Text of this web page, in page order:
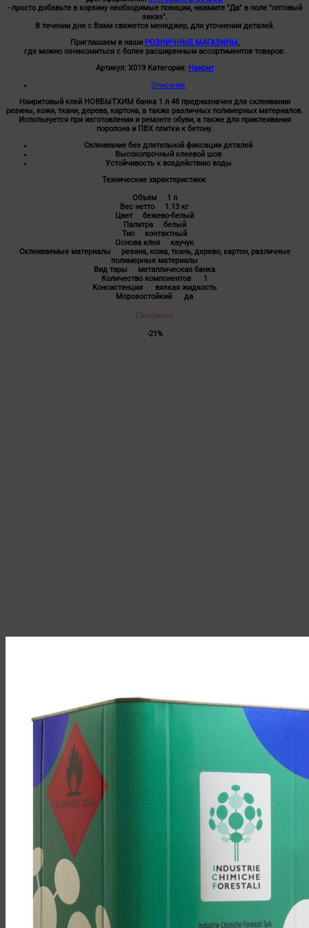
- просто добавьте в корзину необходимые позиции, нажмите "Да" в поле "оптовый
заказ".
В течении дня с Вами свяжется менеджер, для уточнения деталей.
Приглашаем в наши РОЗНИЧНЫЕ МАГАЗИНЫ ,
где можно ознакомиться с более расширенным ассортиментов товаров:
Артикул: Х019 Категория: Наирит
Описание
Наиритовый клей НОВБЫТХИМ банка 1 л 48 предназначен для склеивания
резины, кожи, ткани, дерева, картона, а также различных полимерных материалов.
Используется при изготовлении и ремонте обуви, а также для приклеивания
поролона и ПВХ плитки к бетону.
Склеивание без длительной фиксации деталей
Высокопрочный клеевой шов
Устойчивость к воздействию воды
Технические характеристики:
Объем 1 л
Вес нетто 1.13 кг
Цвет бежево-белый
Палитра белый
Тип контактный
Основа клея каучук
Склеиваемые материалы резина, кожа, ткань, дерево, картон, различные
полимерные материалы
Вид тары металлическая банка
Количество компонентов 1
Консистенция вязкая жидкость
Морозостойкий да
Похожие
-21%